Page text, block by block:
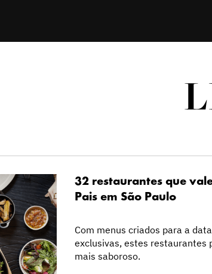
32 restaurantes que
Pais em São Paulo
Com menus criados para a
exclusivas, estes restaurantes
mais saboroso.